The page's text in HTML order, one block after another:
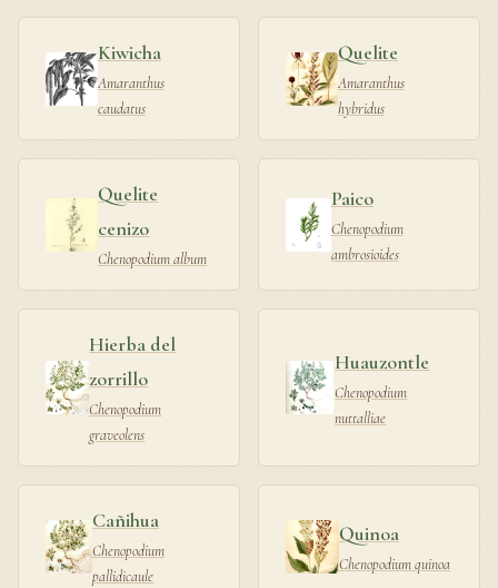
Kiwicha
Amaranthus
caudatus
Quelite
Amaranthus
hybridus
Quelite
cenizo
Chenopodium album
Paico
Chenopodium
ambrosioides
Hierba del
zorrillo
Chenopodium
graveolens
Huauzontle
Chenopodium
nuttalliae
Cañihua
Chenopodium
pallidicaule
Quinoa
Chenopodium quinoa